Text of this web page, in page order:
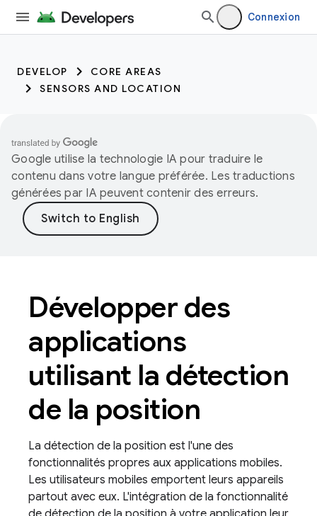
Connexion
DEVELOP
CORE AREAS
SENSORS AND LOCATION
Google utilise la technologie IA pour traduire le
contenu dans votre langue préférée. Les traductions
générées par IA peuvent contenir des erreurs.
Développer des
applications
utilisant la détection
de la position
La détection de la position est l'une des
fonctionnalités propres aux applications mobiles.
Les utilisateurs mobiles emportent leurs appareils
partout avec eux. L'intégration de la fonctionnalité